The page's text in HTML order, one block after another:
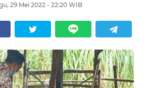
29 Mei 2022 - 22:20 WIB